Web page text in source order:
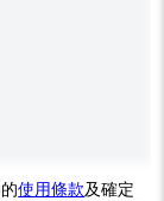
使用條款及確定